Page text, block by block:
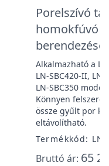
Porelszívó
homokfúvó
Alkalmazható a
LN-SBC420-II, LN-
LN-SBC350
Könnyen
össze gyűlt por
eltávolítható.
Termékkód: LN-
Bruttó ár: 65